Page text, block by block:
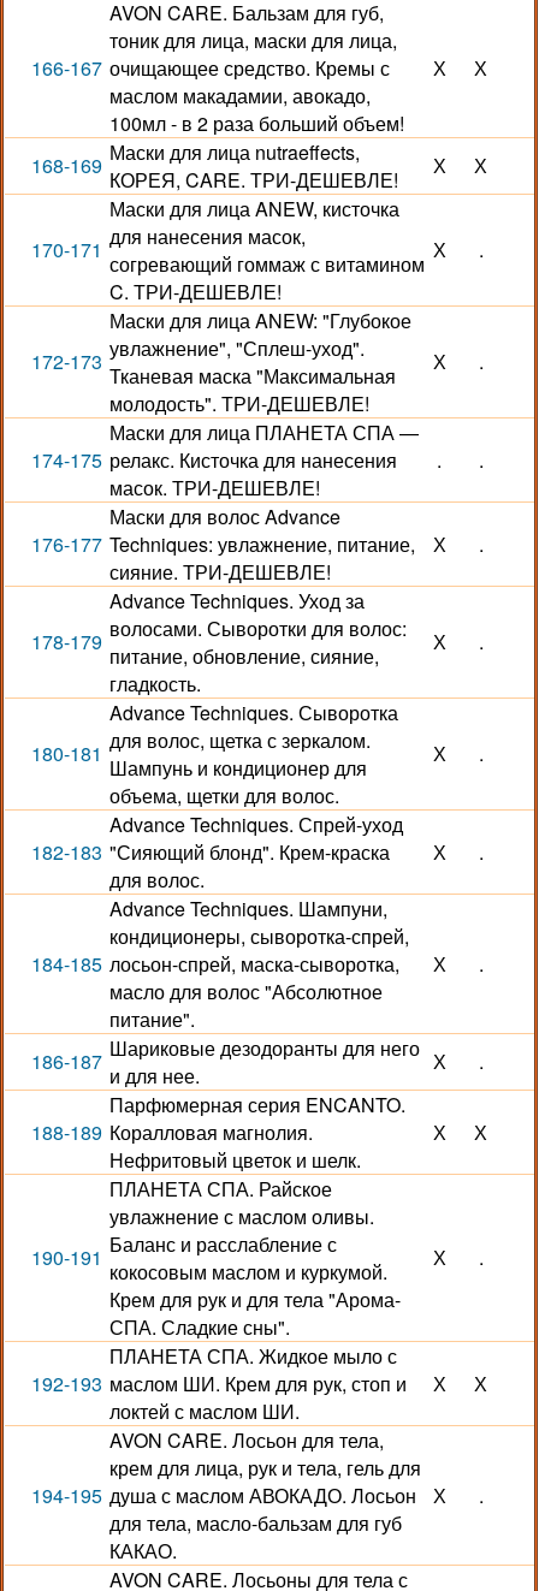
166-167
AVON CARE. Бальзам для губ,
тоник для лица, маски для лица,
очищающее средство. Кремы с
маслом макадамии, авокадо,
100мл - в 2 раза больший объем!
Х Х
168-169 Маски для лица nutraeffects,
КОРЕЯ, CARE. ТРИ-ДЕШЕВЛЕ!
Х Х
170-171
Маски для лица ANEW, кисточка
для нанесения масок,
согревающий гоммаж с витамином
C. ТРИ-ДЕШЕВЛЕ!
Х .
172-173
Маски для лица ANEW: "Глубокое
увлажнение", "Сплеш-уход".
Тканевая маска "Максимальная
молодость". ТРИ-ДЕШЕВЛЕ!
Х .
174-175
Маски для лица ПЛАНЕТА СПА —
релакс. Кисточка для нанесения
масок. ТРИ-ДЕШЕВЛЕ!
. .
176-177
Маски для волос Advance
Techniques: увлажнение, питание,
сияние. ТРИ-ДЕШЕВЛЕ!
Х .
178-179
Advance Techniques. Уход за
волосами. Сыворотки для волос:
питание, обновление, сияние,
гладкость.
Х .
180-181
Advance Techniques. Сыворотка
для волос, щетка с зеркалом.
Шампунь и кондиционер для
объема, щетки для волос.
Х .
182-183
Advance Techniques. Спрей-уход
"Сияющий блонд". Крем-краска
для волос.
Х .
184-185
Advance Techniques. Шампуни,
кондиционеры, сыворотка-спрей,
лосьон-спрей, маска-сыворотка,
масло для волос "Абсолютное
питание".
Х .
186-187 Шариковые дезодоранты для него
и для нее.
Х .
188-189
Парфюмерная серия ENCANTO.
Коралловая магнолия.
Нефритовый цветок и шелк.
Х Х
190-191
ПЛАНЕТА СПА. Райское
увлажнение с маслом оливы.
Баланс и расслабление с
кокосовым маслом и куркумой.
Крем для рук и для тела "Арома-
СПА. Сладкие сны".
Х .
192-193
ПЛАНЕТА СПА. Жидкое мыло с
маслом ШИ. Крем для рук, стоп и
локтей с маслом ШИ.
Х Х
194-195
AVON CARE. Лосьон для тела,
крем для лица, рук и тела, гель для
душа с маслом АВОКАДО. Лосьон
для тела, масло-бальзам для губ
КАКАО.
Х .
AVON CARE. Лосьоны для тела с